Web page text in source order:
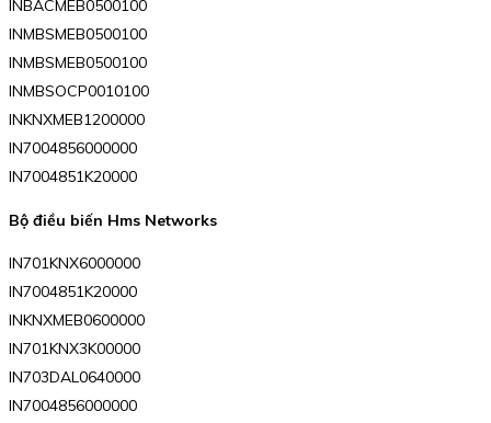
INBACMEB0500100
INMBSMEB0500100
INMBSMEB0500100
INMBSOCP0010100
INKNXMEB1200000
IN7004856000000
IN7004851K20000
Bộ điều biến Hms Networks
IN701KNX6000000
IN7004851K20000
INKNXMEB0600000
IN701KNX3K00000
IN703DAL0640000
IN7004856000000